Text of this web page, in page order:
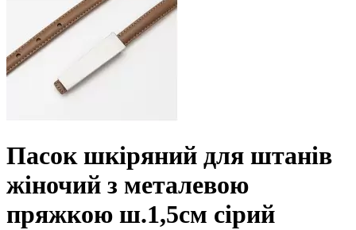
Пасок шкіряний для штанів
жіночий з металевою
пряжкою ш.1,5см сірий